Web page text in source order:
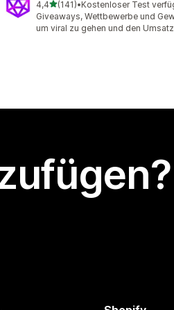
4,4von 5 Sternen
(141)
141 Rezensionen insgesamt
•Kostenloser Test
Giveaways, Wettbewerbe und
um viral zu gehen und den